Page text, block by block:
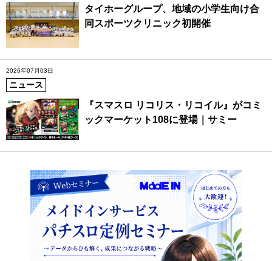
タイホーグループ、地域の小学生向け合
同スポーツクリニック初開催
2026年07月03日
ニュース
『スマスロ リコリス・リコイル』がコミ
ックマーケット108に登場｜サミー